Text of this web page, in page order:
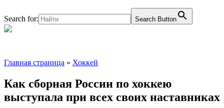
Search for: Search Button
Главная страница » Хоккей
Как сборная России по хоккею
выступала при всех своих наставниках